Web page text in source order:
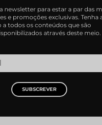
newsletter para estar a par das
e promoções exclusivas. Tenha
todos os conteúdos que são
através deste meio.
SUBSCREVER